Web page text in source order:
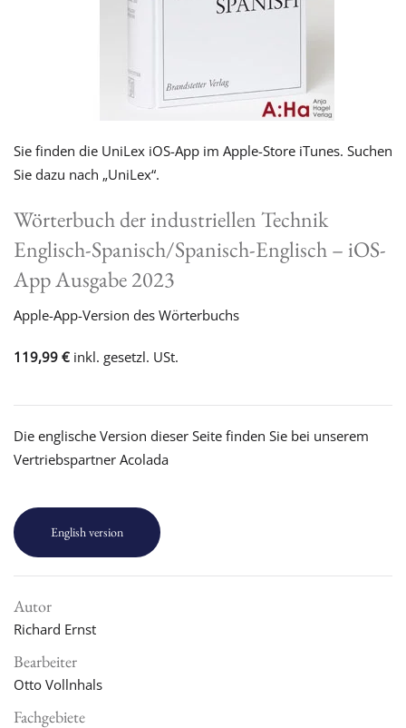
Sie finden die UniLex iOS-App im Apple-Store iTunes. Suchen
Sie dazu nach „UniLex“.
Wörterbuch der industriellen Technik
Englisch-Spanisch/Spanisch-Englisch – iOS-
App Ausgabe 2023
Apple-App-Version des Wörterbuchs
119,99 € inkl. gesetzl. USt.
Die englische Version dieser Seite finden Sie bei unserem
Vertriebspartner Acolada
English version
Autor
Richard Ernst
Bearbeiter
Otto Vollnhals
Fachgebiete